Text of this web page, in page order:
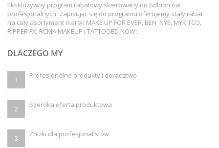
Ekskluzywny program rabatowy skierowany do odbiorców
profesjonalnych. Zapisując się do programu oferujemy stały rabat
na cały asortyment marek MAKE UP FOR EVER, BEN NYE, MYKITCO,
RIPPER FX, RCMA MAKEUP i TATTOOED NOW!.
DLACZEGO MY
1 Profesjonalne produkty i doradztwo
2 Szeroka oferta produktowa
3 Zniżki dla profesjonalistów